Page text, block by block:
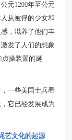
元1200年至公元
从被俘的少女和
，滋养了他们丰
发了人们的想象
贞操装置的诞
一些美国士兵看
它已经发展成为
艺文化的起源